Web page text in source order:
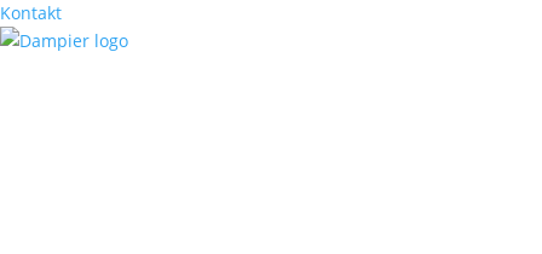
Kontakt